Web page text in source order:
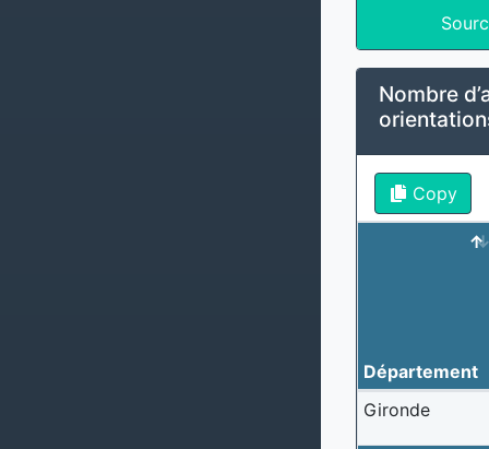
Nombre
Copy
Département
Gironde